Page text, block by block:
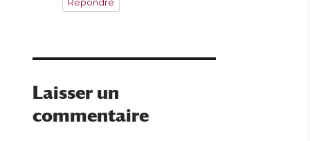
Laisser un
commentaire